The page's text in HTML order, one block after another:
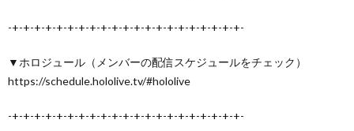
-+-+-+-+-+-+-+-+-+-+-+-+-+-+-+-+-+-+-+-+-+-
▼ホロジュール（メンバーの配信スケジュールをチェック）
https://schedule.hololive.tv/#hololive
-+-+-+-+-+-+-+-+-+-+-+-+-+-+-+-+-+-+-+-+-+-